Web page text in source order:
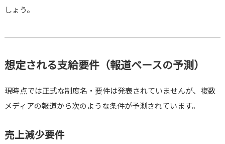
しょう。
想定される支給要件（報道ベースの予測）
現時点では正式な制度名・要件は発表されていませんが、複数
メディアの報道から次のような条件が予測されています。
売上減少要件